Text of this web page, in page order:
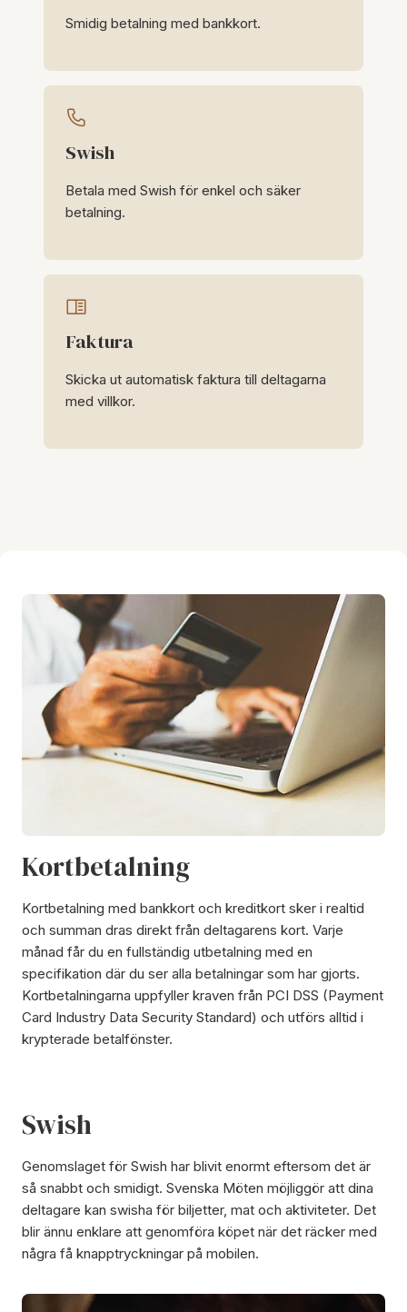
Smidig betalning med bankkort.
Swish
Betala med Swish för enkel och säker
betalning.
Faktura
Skicka ut automatisk faktura till deltagarna
med villkor.
Kortbetalning
Kortbetalning med bankkort och kreditkort sker i realtid
och summan dras direkt från deltagarens kort. Varje
månad får du en fullständig utbetalning med en
specifikation där du ser alla betalningar som har gjorts.
Kortbetalningarna uppfyller kraven från PCI DSS (Payment
Card Industry Data Security Standard) och utförs alltid i
krypterade betalfönster.
Swish
Genomslaget för Swish har blivit enormt eftersom det är
så snabbt och smidigt. Svenska Möten möjliggör att dina
deltagare kan swisha för biljetter, mat och aktiviteter. Det
blir ännu enklare att genomföra köpet när det räcker med
några få knapptryckningar på mobilen.